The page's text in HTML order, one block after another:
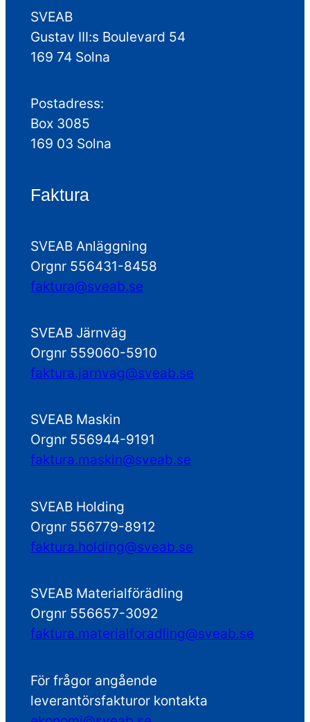
SVEAB
Gustav III:s Boulevard 54
169 74 Solna
Postadress:
Box 3085
169 03 Solna
Faktura
SVEAB Anläggning
Orgnr 556431-8458
faktura@sveab.se
SVEAB Järnväg
Orgnr 559060-5910
faktura.jarnvag@sveab.se
SVEAB Maskin
Orgnr 556944-9191
faktura.maskin@sveab.se
SVEAB Holding
Orgnr 556779-8912
faktura.holding@sveab.se
SVEAB Materialförädling
Orgnr 556657-3092
faktura.materialforadling@sveab.se
För frågor angående
leverantörsfakturor kontakta